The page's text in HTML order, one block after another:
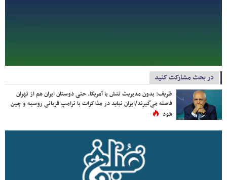
در بحث مشارکت کنید
ظریف: بدون مدیریت تنش با آمریکا، حتی دوستان ایران هم از تهران
فاصله می‌گیرند/ایران نباید در مذاکرات با ترامپ قربانی روسیه و چین
شود